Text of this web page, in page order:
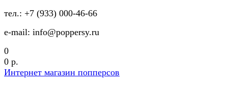
тел.: +7 (933) 000-46-66
e-mail: info@poppersy.ru
0
0 р.
Интернет магазин попперсов